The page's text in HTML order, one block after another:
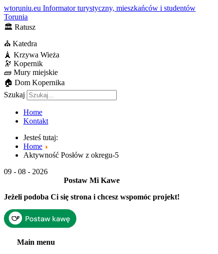
wtoruniu.eu Informator turystyczny, mieszkańców i studentów
Torunia
🏛 Ratusz
⛪ Katedra
🗼 Krzywa Wieża
🔭 Kopernik
🧱 Mury miejskie
🏠 Dom Kopernika
Szukaj
Home
Kontakt
Jesteś tutaj:
Home
Aktywność Posłów z okregu-5
09 - 08 - 2026
Postaw Mi Kawe
Jeżeli podoba Ci się strona i chcesz wspomóc projekt!
Main menu